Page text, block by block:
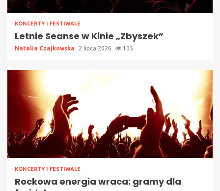
KONCERTY I FESTIWALE
Letnie Seanse w Kinie „Zbyszek”
Natalia Czajkowska 2 lipca 2026 105
KONCERTY I FESTIWALE
Rockowa energia wraca: gramy dla